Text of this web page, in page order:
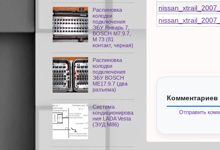
Комментариев
Отправить
Распиновка
колодки
подключения
ЭБУ Январь 7,
BOSCH M7.9.7,
М 73 (81
контакт, черная)
Распиновка
колодки
подключения
ЭБУ BOSCH
ME17.9.7 (два
разъема)
Система
кондиционирова
ния LADA Vesta
(ЭУД М86)